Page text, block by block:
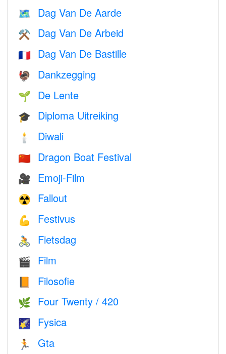
🗺️ Dag Van De Aarde
⚒️ Dag Van De Arbeid
🇫🇷 Dag Van De Bastille
🦃 Dankzegging
🌱 De Lente
🎓 Diploma Uitreiking
🕯 Diwali
🇨🇳 Dragon Boat Festival
🎥 Emoji-Film
☢️ Fallout
💪 Festivus
🚴 Fietsdag
🎬 Film
📙 Filosofie
🌿 Four Twenty / 420
🌠 Fysica
🏃 Gta